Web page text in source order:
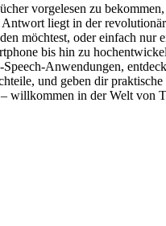
vorgelesen zu bekommen,
liegt in der
möchtest, oder einfach nur
bis hin zu
Anwendungen,
und geben dir
willkommen in der Welt von